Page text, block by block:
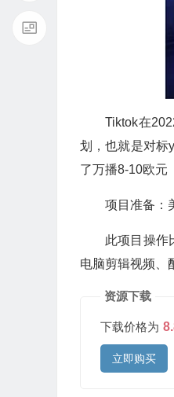
Tiktok在
划，也就是对标
了万播8-10欧元
项目准备：
此项目操作
电脑剪辑视频、
资源下载
下载价格为
立即购买